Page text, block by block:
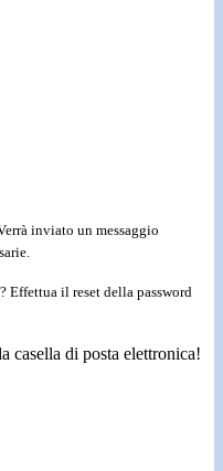
inviato un messaggio
Effettua il reset della password
casella di posta elettronica!